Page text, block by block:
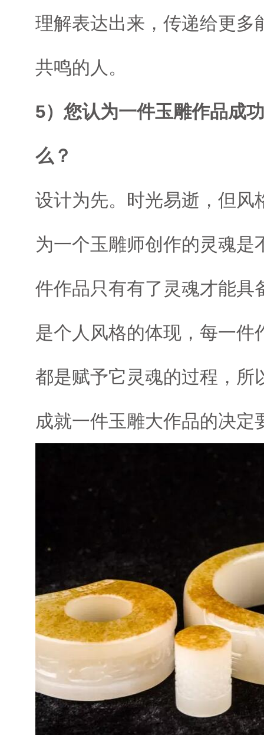
理解表达出来，传递给更多
共鸣的人。
5）您认为一件玉雕作品成
么？
设计为先。时光易逝，但风
为一个玉雕师创作的灵魂是
件作品只有有了灵魂才能具
是个人风格的体现，每一件
都是赋予它灵魂的过程，所
成就一件玉雕大作品的决定